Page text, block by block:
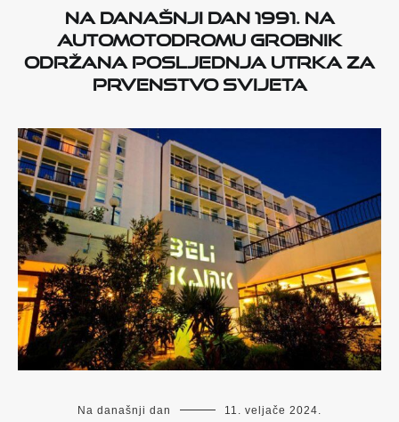
Na današnji dan 1991. na
automotodromu Grobnik
održana posljednja utrka za
prvenstvo svijeta
Na današnji dan 11. veljače 2024.